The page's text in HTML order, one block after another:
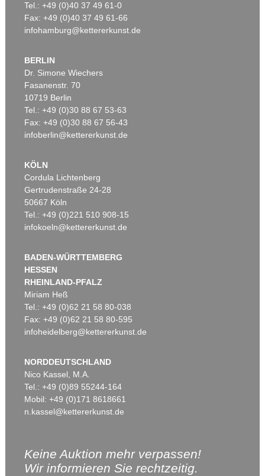
Tel.: +49 (0)40 37 49 61-0
Fax: +49 (0)40 37 49 61-66
infohamburg@kettererkunst.de
BERLIN
Dr. Simone Wiechers
Fasanenstr. 70
10719 Berlin
Tel.: +49 (0)30 88 67 53-63
Fax: +49 (0)30 88 67 56-43
infoberlin@kettererkunst.de
KÖLN
Cordula Lichtenberg
Gertrudenstraße 24-28
50667 Köln
Tel.: +49 (0)221 510 908-15
infokoeln@kettererkunst.de
BADEN-WÜRTTEMBERG
HESSEN
RHEINLAND-PFALZ
Miriam Heß
Tel.: +49 (0)62 21 58 80-038
Fax: +49 (0)62 21 58 80-595
infoheidelberg@kettererkunst.de
NORDDEUTSCHLAND
Nico Kassel, M.A.
Tel.: +49 (0)89 55244-164
Mobil: +49 (0)171 8618661
n.kassel@kettererkunst.de
Keine Auktion mehr verpassen!
Wir informieren Sie rechtzeitig.